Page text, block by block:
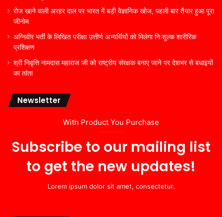
रोज खाने वाली अरहर दाल पर भारत में बड़ी वैज्ञानिक खोज, पहली बार तैयार हुआ पूरा
जीनोम
अग्निवीर भर्ती के लिखित परीक्षा उत्तीर्ण अभ्यर्थियों को मिलेगा निःशुल्क शारीरिक
प्रशिक्षण
श्री निवृत्ति नामदास महाराज जी को राष्ट्रीय संरक्षक बनाए जाने पर देशभर से बधाइयों
का तांता
Newsletter
With Product You Purchase
Subscribe to our mailing list
to get the new updates!
Lorem ipsum dolor sit amet, consectetur.